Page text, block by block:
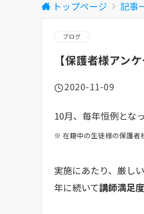
トップページ 記事
ブログ
【保護者様アン
2020-11-09
10月、毎年恒例とな
※ 在籍中の生徒様の保護
実施にあたり、厳し
年に続いて講師満足